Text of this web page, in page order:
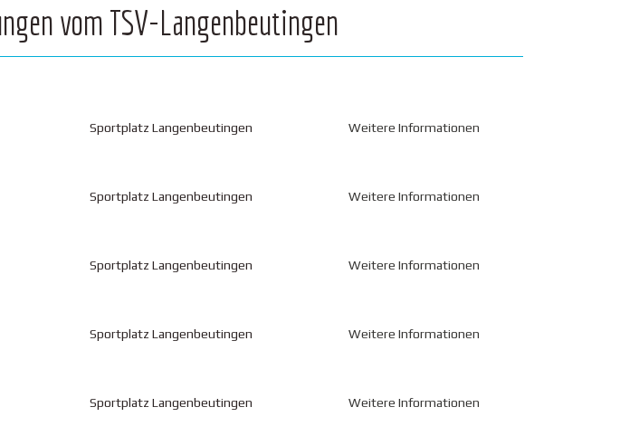
vom TSV-Langenbeutingen
Sportplatz Langenbeutingen Weitere Informationen
Sportplatz Langenbeutingen Weitere Informationen
Sportplatz Langenbeutingen Weitere Informationen
Sportplatz Langenbeutingen Weitere Informationen
Sportplatz Langenbeutingen Weitere Informationen